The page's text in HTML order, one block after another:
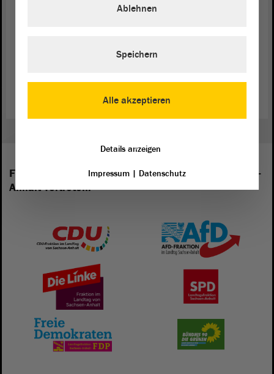
die Wohnungswirtschaftlichen Verbände Sachsen-
Zum Gesetzentwurf der Landesregierung (PDF)
Zum ausführlichen Bericht über die Anhörung
Folgende Fraktionen sind im Landtag von Sachsen-
Anhalt vertreten:
Alle akzeptieren
Ablehnen
Speichern
Details anzeigen
Impressum| Datenschutz